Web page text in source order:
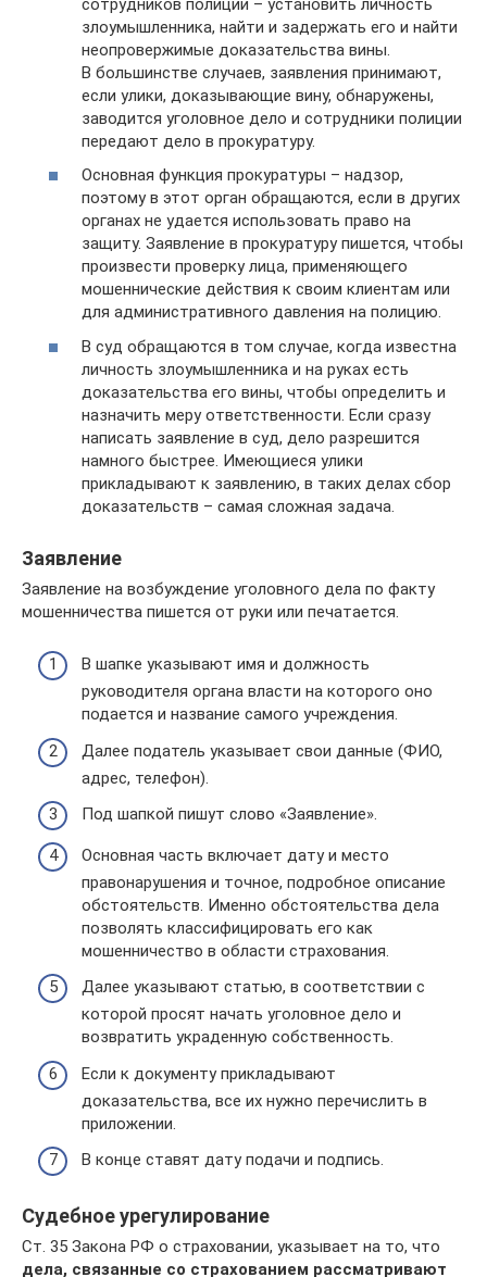
злоумышленника, найти и задержать его и найти
неопровержимые доказательства вины.
В большинстве случаев, заявления принимают,
если улики, доказывающие вину, обнаружены,
заводится уголовное дело и сотрудники полиции
передают дело в прокуратуру.
Основная функция прокуратуры – надзор,
поэтому в этот орган обращаются, если в других
органах не удается использовать право на
защиту. Заявление в прокуратуру пишется, чтобы
произвести проверку лица, применяющего
мошеннические действия к своим клиентам или
для административного давления на полицию.
В суд обращаются в том случае, когда известна
личность злоумышленника и на руках есть
доказательства его вины, чтобы определить и
назначить меру ответственности. Если сразу
написать заявление в суд, дело разрешится
намного быстрее. Имеющиеся улики
прикладывают к заявлению, в таких делах сбор
доказательств – самая сложная задача.
Заявление
Заявление на возбуждение уголовного дела по факту
мошенничества пишется от руки или печатается.
В шапке указывают имя и должность
руководителя органа власти на которого оно
подается и название самого учреждения.
Далее податель указывает свои данные (ФИО,
адрес, телефон).
Под шапкой пишут слово «Заявление».
Основная часть включает дату и место
правонарушения и точное, подробное описание
обстоятельств. Именно обстоятельства дела
позволять классифицировать его как
мошенничество в области страхования.
Далее указывают статью, в соответствии с
которой просят начать уголовное дело и
возвратить украденную собственность.
Если к документу прикладывают
доказательства, все их нужно перечислить в
приложении.
В конце ставят дату подачи и подпись.
Судебное урегулирование
Ст. 35 Закона РФ о страховании, указывает на то, что
дела, связанные со страхованием рассматривают